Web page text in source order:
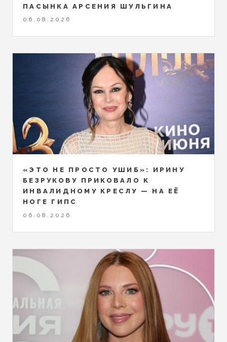
ПАСЫНКА АРСЕНИЯ ШУЛЬГИНА
06.08.2026
«ЭТО НЕ ПРОСТО УШИБ»: ИРИНУ
БЕЗРУКОВУ ПРИКОВАЛО К
ИНВАЛИДНОМУ КРЕСЛУ — НА ЕЁ
НОГЕ ГИПС
06.08.2026